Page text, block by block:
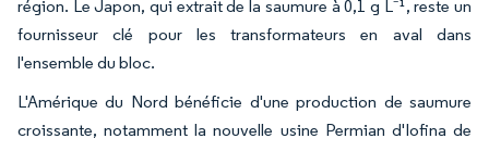
région. Le Japon, qui extrait de la saumure à 0,1 g L⁻¹, reste un
fournisseur clé pour les transformateurs en aval dans
l'ensemble du bloc.
L'Amérique du Nord bénéficie d'une production de saumure
croissante, notamment la nouvelle usine Permian d'Iofina de